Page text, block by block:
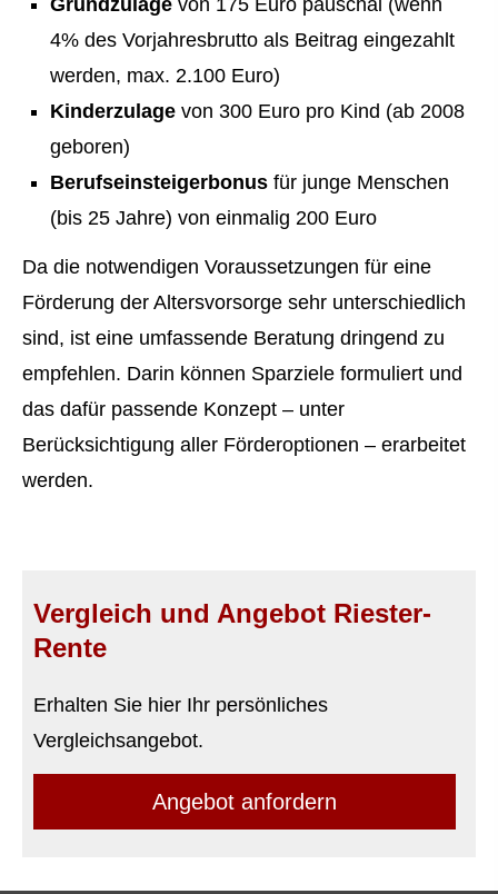
Grundzulage von 175 Euro pauschal (wenn
4% des Vorjahresbrutto als Beitrag eingezahlt
werden, max. 2.100 Euro)
Kinderzulage von 300 Euro pro Kind (ab 2008
geboren)
Berufseinsteigerbonus für junge Menschen
(bis 25 Jahre) von einmalig 200 Euro
Da die notwendigen Voraussetzungen für eine
Förderung der Alters­vorsorge sehr unterschiedlich
sind, ist eine umfassende Beratung dringend zu
empfehlen. Darin können Sparziele formuliert und
das dafür passende Konzept – unter
Berücksichtigung aller Förderoptionen – erarbeitet
werden.
Vergleich und Angebot Riester-
Rente
Erhalten Sie hier Ihr persönliches
Vergleichsangebot.
An­ge­bot an­for­dern